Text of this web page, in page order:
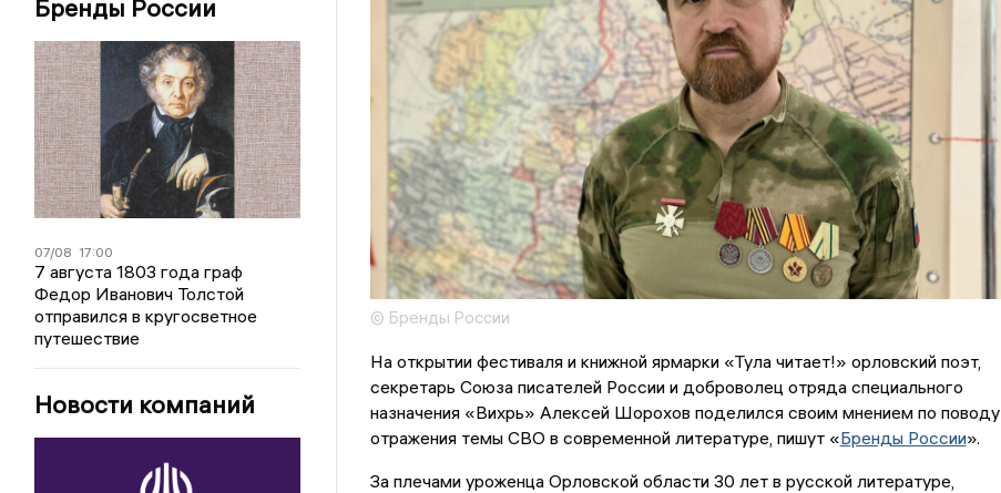
Бренды России
07/08 17:00
7 августа 1803 года граф
Федор Иванович Толстой
отправился в кругосветное
путешествие
Новости компаний
© Бренды России
На открытии фестиваля и книжной ярмарки «Тула читает!» орловский поэт,
секретарь Союза писателей России и доброволец отряда специального
назначения «Вихрь» Алексей Шорохов поделился своим мнением по поводу
отражения темы СВО в современной литературе, пишут «Бренды России».
За плечами уроженца Орловской области 30 лет в русской литературе,